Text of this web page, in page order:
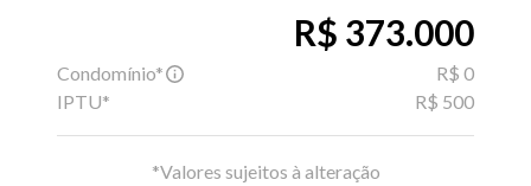
R$ 373.000
Condomínio*
R$ 0
IPTU*
R$ 500
*Valores sujeitos à alteração